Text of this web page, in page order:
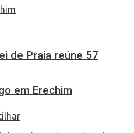
de Praia reúne 57
em Erechim